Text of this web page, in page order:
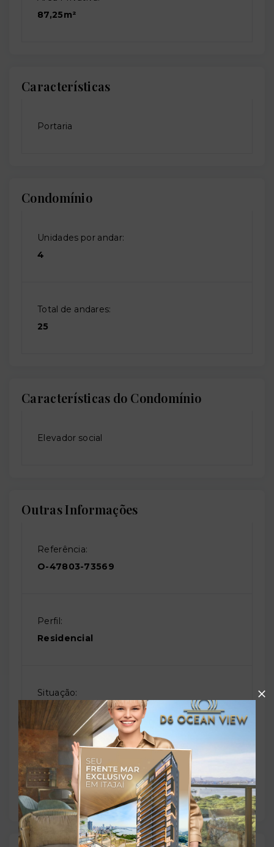
87,25m²
Características
Portaria
Condomínio
Unidades por andar:
4
Total de andares:
25
Características do Condomínio
Elevador social
Outras Informações
Referência:
O-47803-73569
Perfil:
Residencial
Situação:
Em construção
Previsão de entrega:
30/05/2029